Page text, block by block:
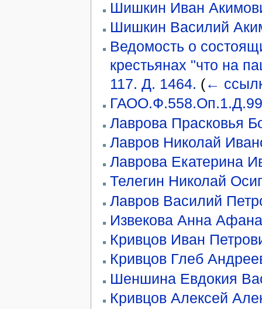
Шишкин Иван
Шишкин Василий
Ведомость о
крестьянах "что на
117. Д. 1464. (←
Лаврова Прасковья
Лавров Николай
Лаврова Екатерина
Телегин Николай
Лавров Василий
Извекова Анна
Кривцов Иван
Кривцов Глеб
Шеншина Евдокия
Кривцов Алексей